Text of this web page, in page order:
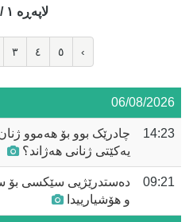
لاپه‌ڕه‌ ١ / ٦١
٣ ٤ ٥ ›
06/08/2026
14:23
چادرێک بوو بۆ هەموو
یەکێتی ژنانی هەژاند؟
09:21
دەستدرێژیی سێکسی بۆ
و هۆشیارییدا